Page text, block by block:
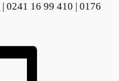
| 0241 16 99 410 | 0176